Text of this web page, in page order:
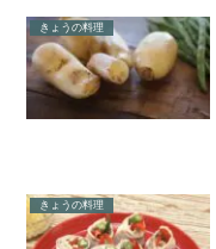
きょうの料理
きょうの料理